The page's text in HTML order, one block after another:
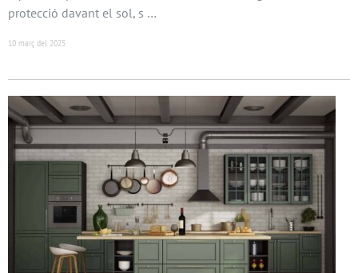
protecció davant el sol, s …
10 març del 2025